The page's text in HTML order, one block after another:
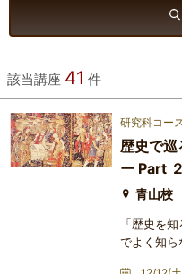
該当講座 41 件
研究科コー
歴史で
ー Part
ーー青山校
「歴史を
でよく知ら